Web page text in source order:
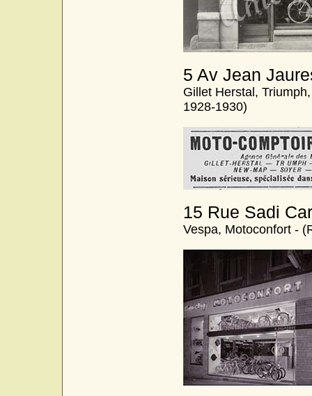
5 Av Jean
Gillet Herstal,
1928-1930)
15 Rue Sadi
Vespa, Motoconfort -